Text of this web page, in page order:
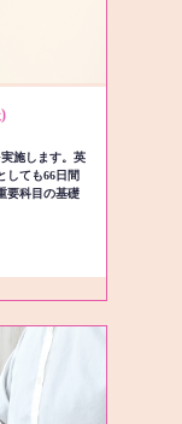
施します。英
しても66日間
要科目の基礎